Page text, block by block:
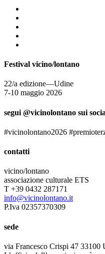
Festival vicino/lontano
22/a edizione—Udine
7-10 maggio 2026
segui @vicinolontano sui
#vicinolontano2026
contatti
vicino/lontano
associazione culturale ETS
T +39 0432 287171
info@vicinolontano.it
P.Iva 02357370309
sede
via Francesco Crispi 47 33100